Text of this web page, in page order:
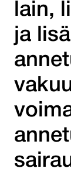
lain,
ja